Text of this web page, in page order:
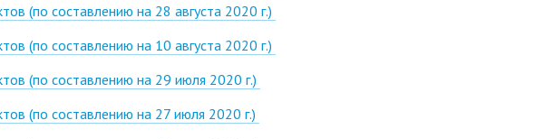
(по составлению на 28 августа 2020 г.)
(по составлению на 10 августа 2020 г.)
(по составлению на 29 июля 2020 г.)
(по составлению на 27 июля 2020 г.)